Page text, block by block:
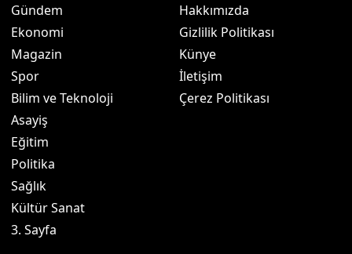
Gündem
Ekonomi
Magazin
Spor
Bilim ve Teknoloji
Asayiş
Eğitim
Politika
Sağlık
Kültür Sanat
3. Sayfa
Hakkımızda
Gizlilik Politikası
Künye
İletişim
Çerez Politikası